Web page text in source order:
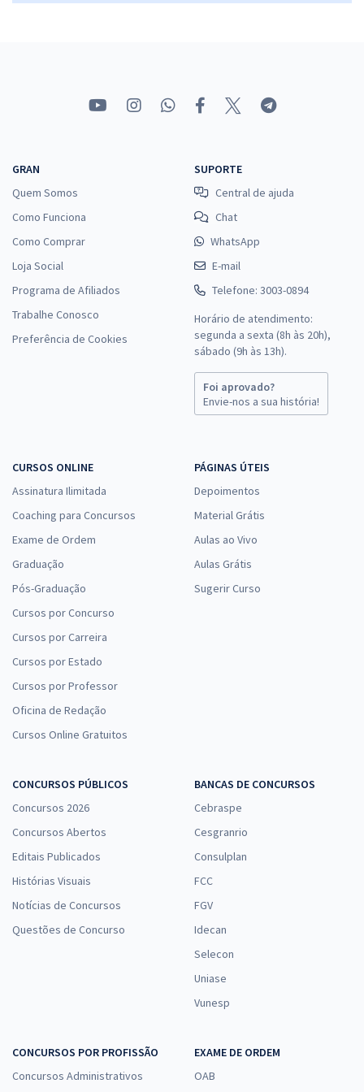
à vista
19,33
Economize R$ 57,98 (-20%)
Comprar
GRAN
Quem Somos
Como Funciona
Como Comprar
Loja Social
Programa de Afiliados
Trabalhe Conosco
Preferência de Cookies
SUPORTE
Central de ajuda
Chat
WhatsApp
E-mail
Telefone: 3003-0894
Horário de atendimento:
segunda a sexta (8h às 20h),
sábado (9h às 13h).
Foi aprovado?
Envie-nos a sua história!
CURSOS ONLINE
Assinatura Ilimitada
Coaching para Concursos
Exame de Ordem
Graduação
Pós-Graduação
Cursos por Concurso
Cursos por Carreira
Cursos por Estado
Cursos por Professor
Oficina de Redação
Cursos Online Gratuitos
PÁGINAS ÚTEIS
Depoimentos
Material Grátis
Aulas ao Vivo
Aulas Grátis
Sugerir Curso
CONCURSOS PÚBLICOS
Concursos 2026
Concursos Abertos
Editais Publicados
Histórias Visuais
Notícias de Concursos
Questões de Concurso
BANCAS DE CONCURSOS
Cebraspe
Cesgranrio
Consulplan
FCC
FGV
Idecan
Selecon
Uniase
Vunesp
CONCURSOS POR PROFISSÃO
Concursos Administrativos
EXAME DE ORDEM
OAB